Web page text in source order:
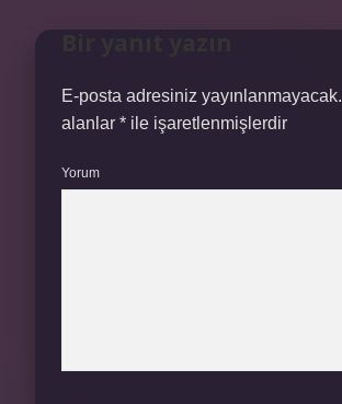
E-posta adresiniz yayınlanmayacak.
alanlar * ile işaretlenmişlerdir
Yorum